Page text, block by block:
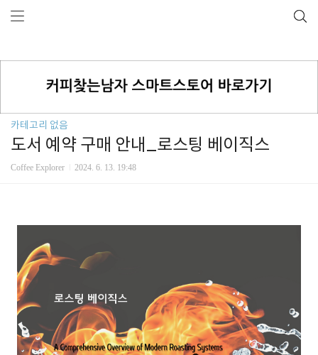
카테고리 없음
도서 예약 구매 안내_로스팅 베이직스
Coffee Explorer 2024. 6. 13. 19:48